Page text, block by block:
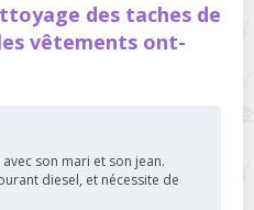
des taches de
vêtements ont-
son mari et son jean.
diesel, et nécessite de